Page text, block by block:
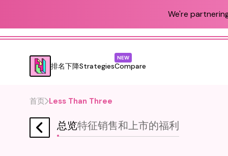
We're
排名下降StrategiesCompare
NEW
首页 Less Than Three
总览特征销售和上市的福利